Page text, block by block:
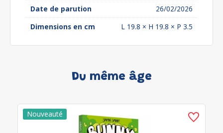
Date de parution
26/02/2026
Dimensions en cm
L 19.8 × H 19.8 × P 3.5
Du même âge